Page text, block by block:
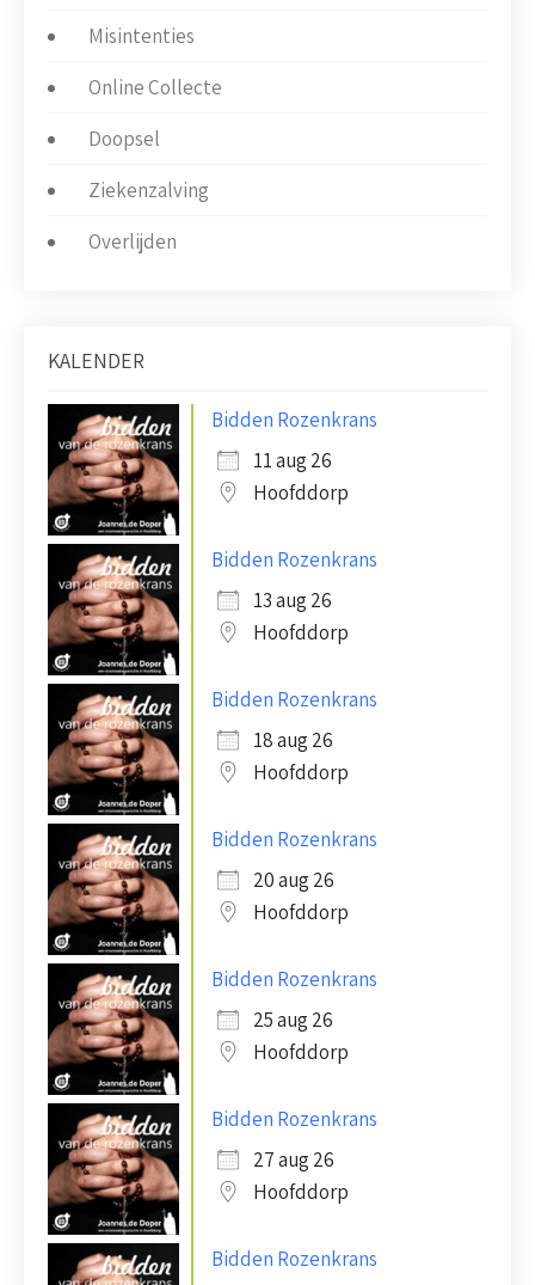
Misintenties
Online Collecte
Doopsel
Ziekenzalving
Overlijden
KALENDER
Bidden Rozenkrans
11 aug 26
Hoofddorp
Bidden Rozenkrans
13 aug 26
Hoofddorp
Bidden Rozenkrans
18 aug 26
Hoofddorp
Bidden Rozenkrans
20 aug 26
Hoofddorp
Bidden Rozenkrans
25 aug 26
Hoofddorp
Bidden Rozenkrans
27 aug 26
Hoofddorp
Bidden Rozenkrans